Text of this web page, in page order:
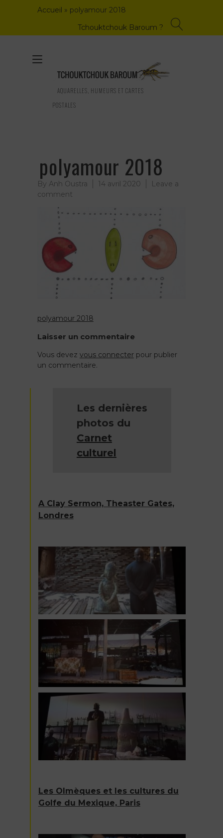
Accueil » polyamour 2018
Tchouktchouk Baroum ?
AQUARELLES, HUMEURS ET CARTES
POSTALES
Toggle
navigation
polyamour 2018
By Anh Oustra 14 avril 2020
Leave a
commenton
2018
Navigation
de
l’article
polyamour 2018
Laisser un commentaire
Vous devez vous connecterpour publier
un commentaire.
Les dernières
photos du
Carnet
culturel
A Clay Sermon, Theaster Gates,
Londres
Les Olmèques et les cultures du
Golfe du Mexique, Paris